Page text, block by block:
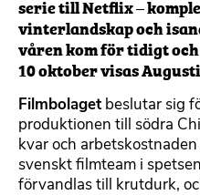
serie till Netflix –
vinterlandskap och
våren kom för tidigt
10 oktober visas
Filmbolaget beslutar sig
produktionen till södra
kvar och
svenskt filmteam i
förvandlas till krutdurk,